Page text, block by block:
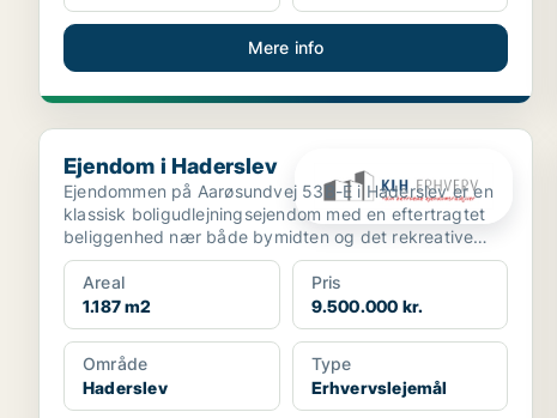
Mere info
Ejendom i Haderslev
Ejendom i Haderslev
Ejendommen på Aarøsundvej 53B-E i Haderslev er en
klassisk boligudlejningsejendom med en eftertragtet
beliggenhed nær både bymidten og det rekreative
havnemi...
Areal
1.187 m2
Pris
9.500.000 kr.
Område
Haderslev
Type
Erhvervslejemål